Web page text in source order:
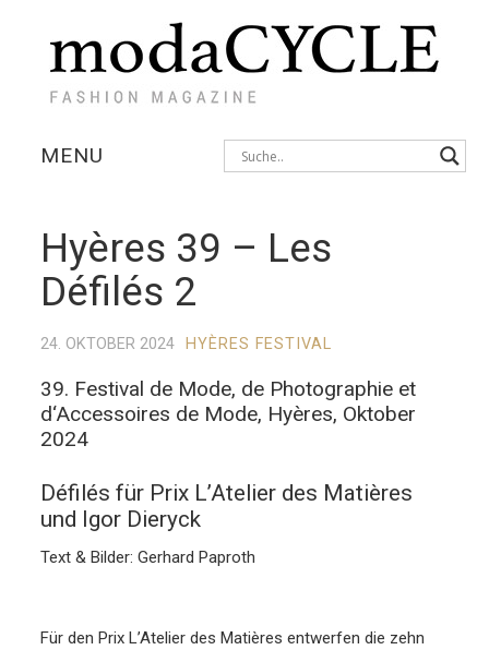
MENU
AUSSTELLUNGEN
INTERVIEWS
Hyères 39 – Les
Défilés 2
24. OKTOBER 2024 HYÈRES FESTIVAL
39. Festival de Mode, de Photographie et
d‘Accessoires de Mode, Hyères, Oktober
2024
Défilés für Prix L’Atelier des Matières
und Igor Dieryck
Text & Bilder: Gerhard Paproth
Für den Prix L’Atelier des Matières entwerfen die zehn